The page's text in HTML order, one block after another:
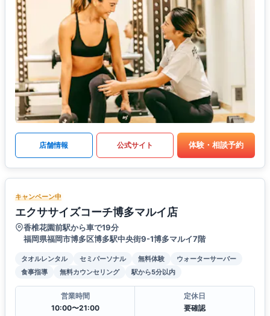
店舗情報 公式サイト 体験・相談予約
キャンペーン中
エクササイズコーチ博多マルイ店
香椎花園前駅から車で19分
福岡県福岡市博多区博多駅中央街9-1博多マルイ7階
タオルレンタル セミパーソナル 無料体験
ウォーターサーバー
食事指導
無料カウンセリング 駅から5分以内
営業時間
10:00〜21:00
定休日
要確認